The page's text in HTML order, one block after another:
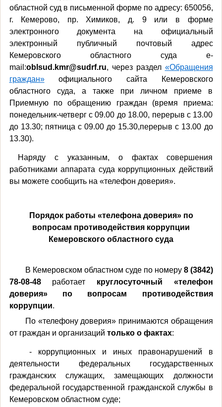
областной суд в письменной форме по адресу: 650056,
г. Кемерово, пр. Химиков, д. 9 или в форме
электронного документа на официальный
электронный публичный почтовый адрес
Кемеровского областного суда e-
mail:oblsud.kmr@sudrf.ru, через раздел «Обращения
граждан»официального сайта Кемеровского
областного суда, а также при личном приеме в
Приемную по обращению граждан (время приема:
понедельник-четверг с 09.00 до 18.00, перерыв с 13.00
до 13.30; пятница с 09.00 до 15.30,перерыв с 13.00 до
13.30).
Наряду с указанным, о фактах совершения
работниками аппарата суда коррупционных действий
вы можете сообщить на «телефон доверия».
Порядок работы «телефона доверия» по
вопросам противодействия коррупции
Кемеровского областного суда
В Кемеровском областном суде по номеру 8 (3842)
78-08-48 работает круглосуточный «телефон
доверия» по вопросам противодействия
коррупции.
По «телефону доверия» принимаются обращения
от граждан и организаций только о фактах:
- коррупционных и иных правонарушений в
деятельности федеральных государственных
гражданских служащих, замещающих должности
федеральной государственной гражданской службы в
Кемеровском областном суде;